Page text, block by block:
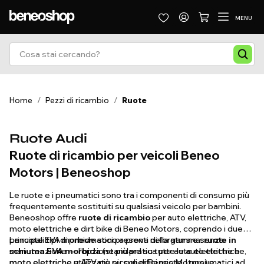
MENU
Home / Pezzi di ricambio / Ruote
Ruote Audi
Ruote di ricambio per veicoli Beneo
Motors | Beneoshop
Le ruote e i pneumatici sono tra i componenti di consumo più
frequentemente sostituiti su qualsiasi veicolo per bambini.
Beneoshop offre ruote di ricambioper auto elettriche, ATV,
moto elettriche e dirt bike di Beneo Motors, coprendo i due
principali tipi di pneumatici presenti nella gamma:ruote in
schiuma EVA morbida(standard su tutte le auto elettriche,
Le ruote EVA morbide sono a prova di foratura e senza
manutenzione — l'opzione più pratica per auto elettriche e